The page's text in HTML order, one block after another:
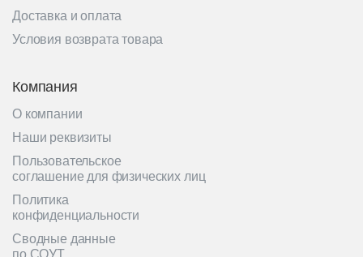
Доставка и оплата
Условия возврата товара
Компания
О компании
Наши реквизиты
Пользовательское
соглашение для физических лиц
Политика
конфиденциальности
Сводные данные
по СОУТ